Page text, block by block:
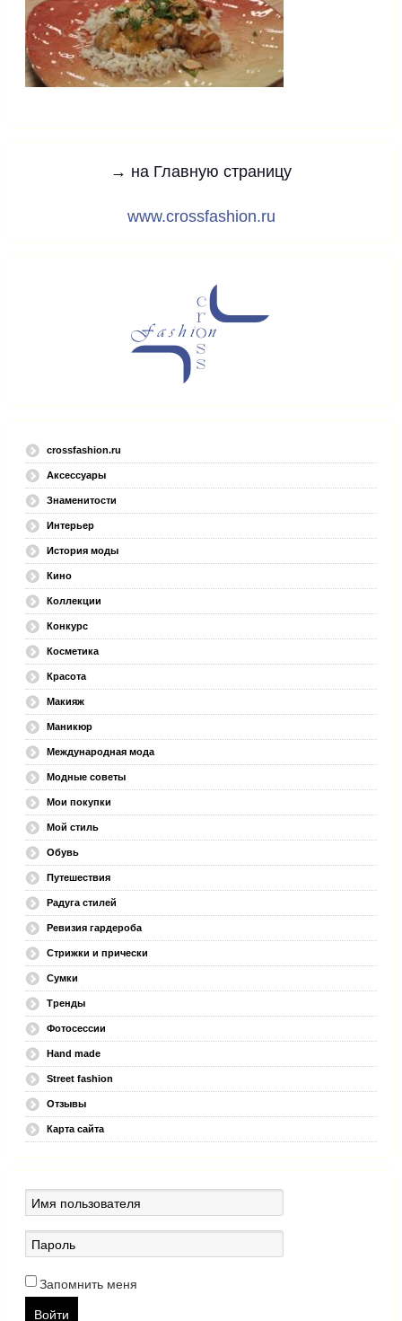
→ на Главную страницу
www.crossfashion.ru
crossfashion.ru
Аксессуары
Знаменитости
Интерьер
История моды
Кино
Коллекции
Конкурс
Косметика
Красота
Макияж
Маникюр
Международная мода
Модные советы
Мои покупки
Мой стиль
Обувь
Путешествия
Радуга стилей
Ревизия гардероба
Стрижки и прически
Сумки
Тренды
Фотосессии
Hand made
Street fashion
Отзывы
Карта сайта
Запомнить меня
Войти